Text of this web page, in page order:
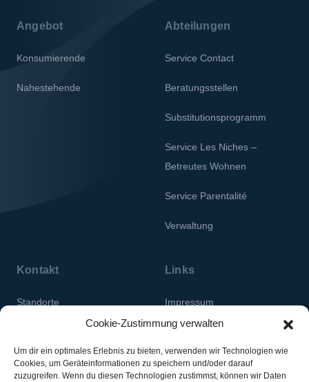
Cookie-Zustimmung verwalten
Um dir ein optimales Erlebnis zu bieten, verwenden wir Technologien wie
Cookies, um Geräteinformationen zu speichern und/oder darauf
zuzugreifen. Wenn du diesen Technologien zustimmst, können wir Daten
Angebot
Konsumierende
Nahestehende
Abteilungen
Service Contact
Beratungsstellen
Substitutionsprogramm
Service Les Niches –
Betreutes Wohnen
Service Parentalité
Verwaltung
Kontakt
Standorte
Links
Impressum
Datenschutz